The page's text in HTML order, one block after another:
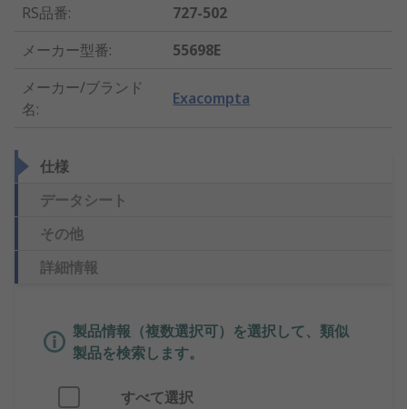
RS品番:
727-502
メーカー型番:
55698E
メーカー/ブランド
名:
Exacompta
仕様
データシート
その他
詳細情報
製品情報（複数選択可）を選択して、類似
製品を検索します。
すべて選択